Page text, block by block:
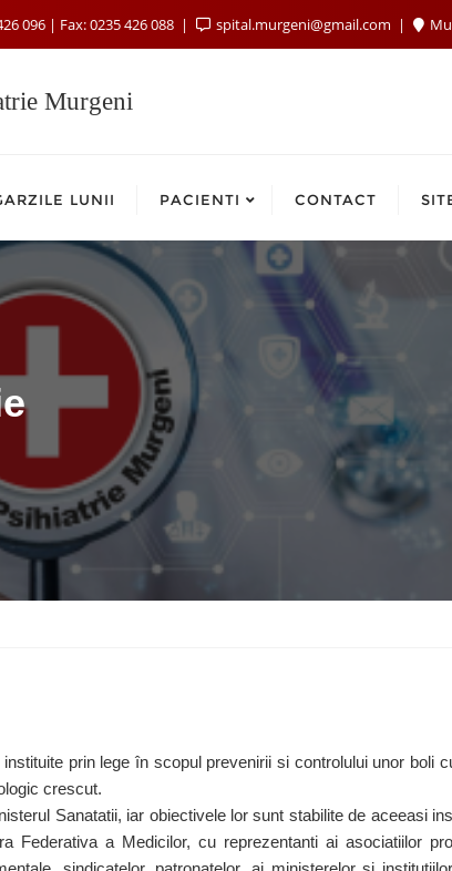
096 | Fax: 0235 426 088 spital.murgeni@gmail.com
Murgeni
LUNII PACIENTI CONTACT
prin lege în scopul prevenirii si controlului unor boli
crescut.
Sanatatii, iar obiectivele lor sunt stabilite de aceeasi
a Medicilor, cu reprezentanti ai asociatiilor